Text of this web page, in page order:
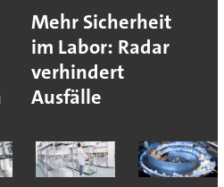
Mehr Sicherheit
im Labor: Radar
verhindert
Ausfälle